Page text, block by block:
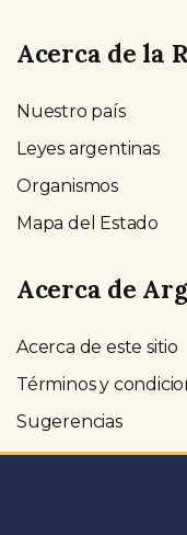
Acerca de la
Nuestro país
Leyes argentinas
Organismos
Mapa del Estado
Acerca de
Acerca de este sitio
Términos y
Sugerencias